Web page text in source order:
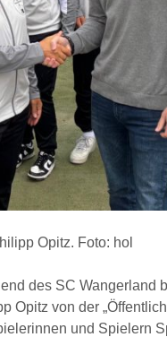
Opitz. Foto: hol
des SC Wangerland
von der
und Spielern